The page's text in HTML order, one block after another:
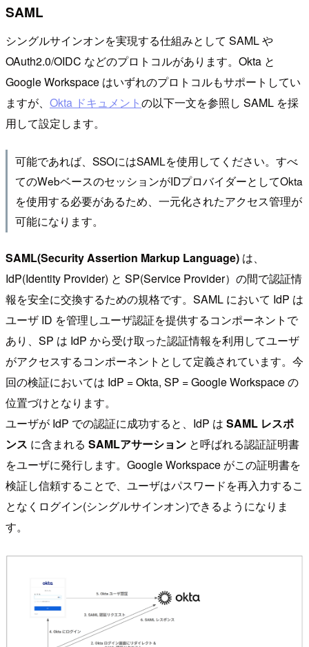
SAML
シングルサインオンを実現する仕組みとして SAML や
OAuth2.0/OIDC などのプロトコルがあります。Okta と
Google Workspace はいずれのプロトコルもサポートしてい
ますが、 Okta ドキュメントの以下一文を参照し SAML を採
用して設定します。
可能であれば、SSOにはSAMLを使用してください。すべ
てのWebベースのセッションがIDプロバイダーとしてOkta
を使用する必要があるため、一元化されたアクセス管理が
可能になります。
SAML(Security Assertion Markup Language) は、
IdP(Identity Provider) と SP(Service Provider）の間で認証情
報を安全に交換するための規格です。SAML において IdP は
ユーザ ID を管理しユーザ認証を提供するコンポーネントで
あり、SP は IdP から受け取った認証情報を利用してユーザ
がアクセスするコンポーネントとして定義されています。今
回の検証においては IdP = Okta, SP = Google Workspace の
位置づけとなります。
ユーザが IdP での認証に成功すると、IdP は SAML レスポ
ンス に含まれる SAMLアサーション と呼ばれる認証証明書
をユーザに発行します。Google Workspace がこの証明書を
検証し信頼することで、ユーザはパスワードを再入力するこ
となくログイン(シングルサインオン)できるようになりま
す。